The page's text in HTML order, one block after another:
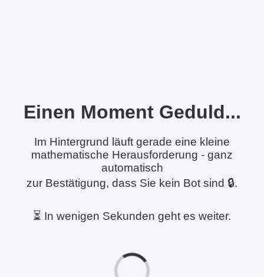
Einen Moment Geduld...
Im Hintergrund läuft gerade eine kleine
mathematische Herausforderung - ganz
automatisch
zur Bestätigung, dass Sie kein Bot sind 🔒.
⏳ In wenigen Sekunden geht es weiter.